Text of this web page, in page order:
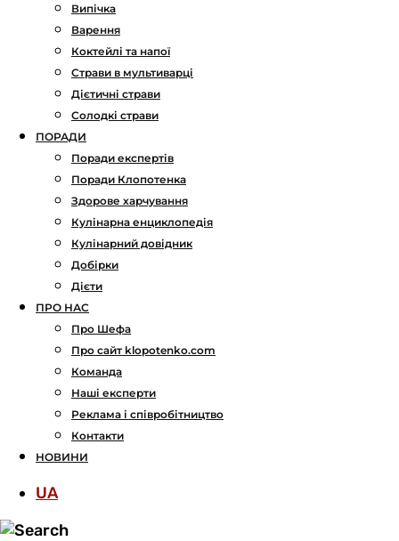
Випічка
Варення
Коктейлі та напої
Страви в мультиварці
Дієтичні страви
Солодкі страви
ПОРАДИ
Поради експертів
Поради Клопотенка
Здорове харчування
Кулінарна енциклопедія
Кулінарний довідник
Добірки
Дієти
ПРО НАС
Про Шефа
Про сайт klopotenko.com
Команда
Наші експерти
Реклама і співробітництво
Контакти
НОВИНИ
UA